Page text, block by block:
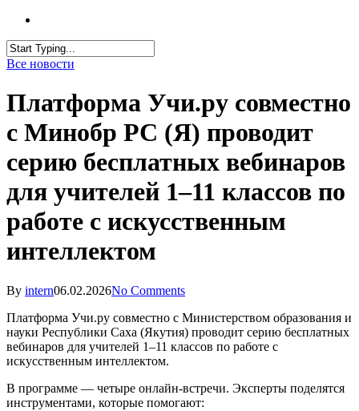
Все новости
Платформа Учи.ру совместно
с Минобр РС (Я) проводит
серию бесплатных вебинаров
для учителей 1–11 классов по
работе с искусственным
интеллектом
By intern06.02.2026No Comments
Платформа Учи.ру совместно с Министерством образования и
науки Республики Саха (Якутия) проводит серию бесплатных
вебинаров для учителей 1–11 классов по работе с
искусственным интеллектом.
В программе — четыре онлайн-встречи. Эксперты поделятся
инструментами, которые помогают: